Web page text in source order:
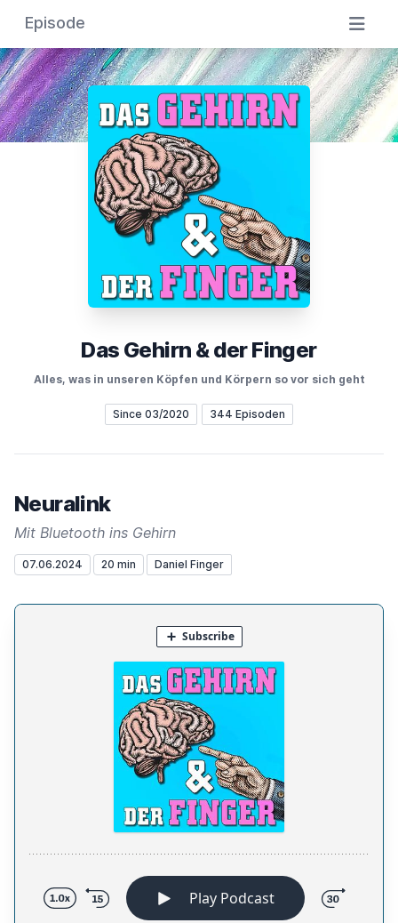
Episode
Das Gehirn & der Finger
Alles, was in unseren Köpfen und Körpern so vor sich geht
Since 03/2020 344 Episoden
Neuralink
Mit Bluetooth ins Gehirn
07.06.2024 20 min Daniel Finger